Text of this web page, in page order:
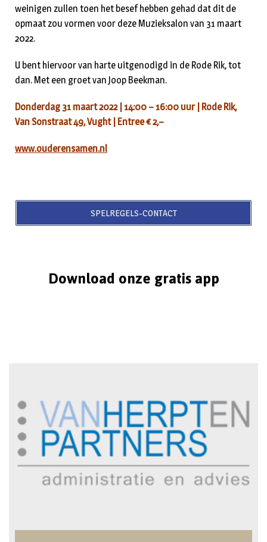
weinigen zullen toen het besef hebben gehad dat dit de
opmaat zou vormen voor deze Muzieksalon van 31 maart
2022.
U bent hiervoor van harte uitgenodigd in de Rode Rik, tot
dan. Met een groet van Joop Beekman.
Donderdag 31 maart 2022 | 14:00 – 16:00 uur | Rode Rik,
Van Sonstraat 49, Vught | Entree € 2,–
www.ouderensamen.nl
SPELREGELS-CONTACT
Download onze gratis app